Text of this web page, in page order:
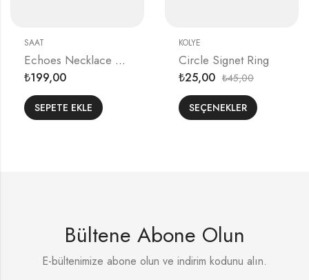
SAAT
Echoes Necklace Extension Piece
₺199,00
SEPETE EKLE
KOLYE
Circle Signet Ring
₺25,00 ₺45,00
SEÇENEKLER
Bültene Abone Olun
E-bültenimize abone olun ve indirim kodunu alın.